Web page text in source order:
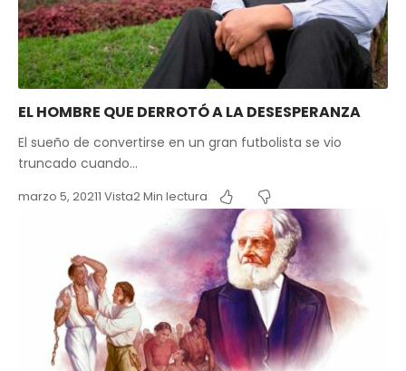
EL HOMBRE QUE DERROTÓ A LA DESESPERANZA
El sueño de convertirse en un gran futbolista se vio
truncado cuando…
marzo 5, 20211 Vista2 Min lectura